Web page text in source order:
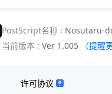
PostScript名称 : Nosutaru-
当前版本 : Ver 1.005 （提醒
许可协议